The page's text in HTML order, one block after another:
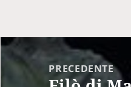
Navigazione
articoli
PRECEDENTE